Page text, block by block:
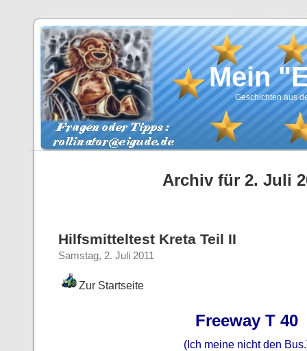
Mein
Geschichten aus
Archiv für 2. Juli
Hilfsmitteltest Kreta Teil II
Samstag, 2. Juli 2011
Zur Startseite
Freeway T 40
(Ich meine nicht den